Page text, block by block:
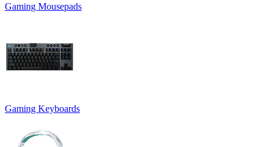
Gaming Mousepads
Gaming Keyboards